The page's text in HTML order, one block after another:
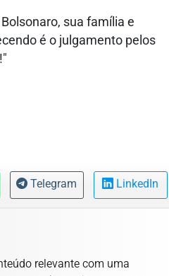
sua família e
é o julgamento pelos
Telegram LinkedIn
relevante com uma